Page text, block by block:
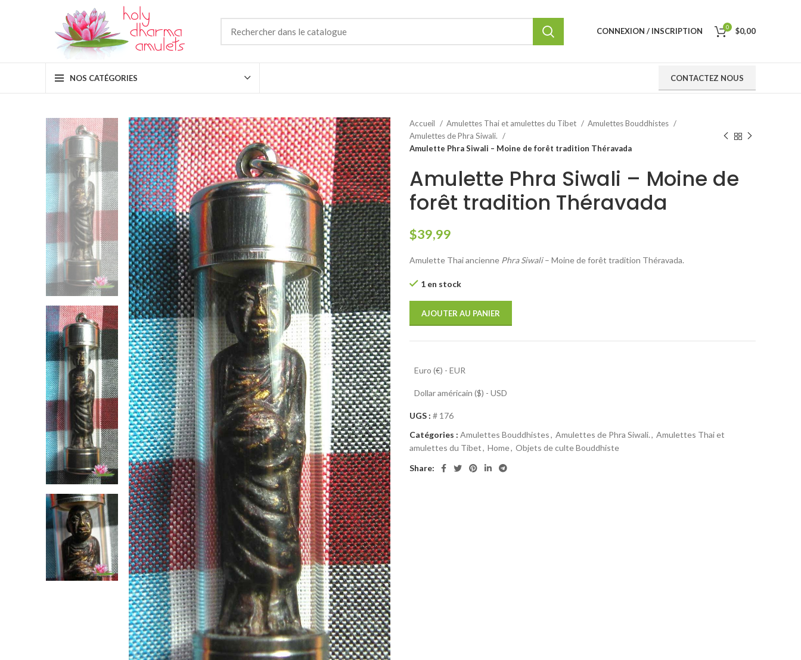
CONNEXION / INSCRIPTION 0 $0,00
NOS CATÉGORIES CONTACTEZ NOUS
Accueil Amulettes Thai et amulettes du Tibet
Amulettes Bouddhistes
Amulettes de Phra Siwali.
Amulette Phra Siwali – Moine de forêt tradition Théravada
Amulette Phra Siwali – Moine de
forêt tradition Théravada
$39,99
Amulette Thai ancienne Phra Siwali– Moine de forêt tradition Théravada.
1 en stock
AJOUTER AU PANIER
Euro (€) - EUR
Dollar américain ($) - USD
UGS : # 176
Catégories : Amulettes Bouddhistes, Amulettes de Phra Siwali., Amulettes Thai et
amulettes du Tibet, Home, Objets de culte Bouddhiste
Share: